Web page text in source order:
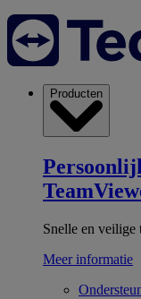
Producten
Snelle en veilige
Meer informatie